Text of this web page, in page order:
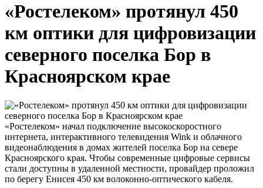
«Ростелеком» протянул 450
км оптики для цифровизации
северного поселка Бор в
Красноярском крае
«Ростелеком» начал подключение высокоскоростного
интернета, интерактивного телевидения Wink и облачного
видеонаблюдения в домах жителей поселка Бор на севере
Красноярского края. Чтобы современные цифровые сервисы
стали доступны в удаленной местности, провайдер проложил
по берегу Енисея 450 км волоконно-оптического кабеля.